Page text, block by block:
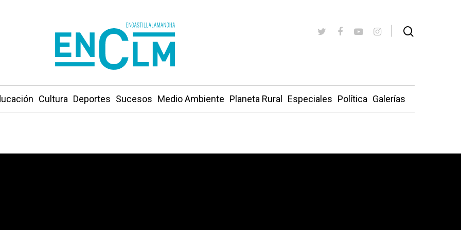
Cultura Deportes Sucesos Medio Ambiente Planeta Rural Especiales Política Galerías